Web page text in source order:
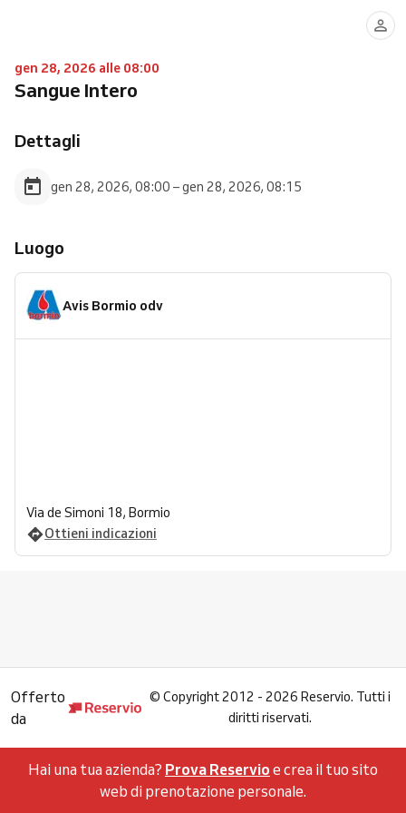
gen 28, 2026 alle 08:00
Sangue Intero
Dettagli
gen 28, 2026, 08:00 – gen 28, 2026, 08:15
Luogo
Avis Bormio odv
Via de Simoni 18, Bormio
Ottieni indicazioni
Offerto
da
© Copyright 2012 - 2026 Reservio. Tutti i
diritti riservati.
Hai una tua azienda? Prova Reservio e crea il tuo sito
web di prenotazione personale.